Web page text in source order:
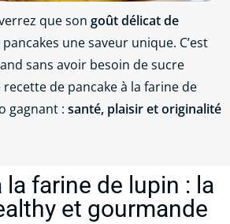
que son goût délicat de
une saveur unique. C’est
sans avoir besoin de sucre
de pancake à la farine de
gagnant : santé, plaisir et originalité
la farine de lupin : la
et gourmande